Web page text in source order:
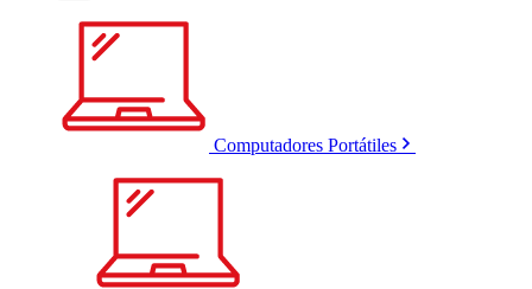
Computadores Portátiles